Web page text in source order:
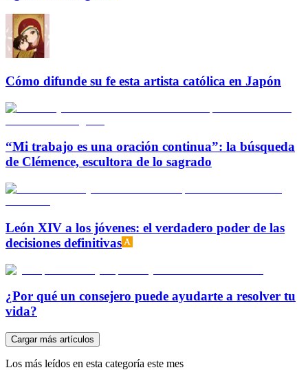
Cómo difunde su fe esta artista católica en Japón
“Mi trabajo es una oración continua”: la búsqueda
de Clémence, escultora de lo sagrado
León XIV a los jóvenes: el verdadero poder de las
decisiones definitivas
¿Por qué un consejero puede ayudarte a resolver tu
vida?
Cargar más artículos
Los más leídos en esta categoría este mes